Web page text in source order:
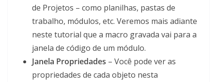
de Projetos – como planilhas, pastas de
trabalho, módulos, etc. Veremos mais adiante
neste tutorial que a macro gravada vai para a
janela de código de um módulo.
Janela Propriedades – Você pode ver as
propriedades de cada objeto nesta